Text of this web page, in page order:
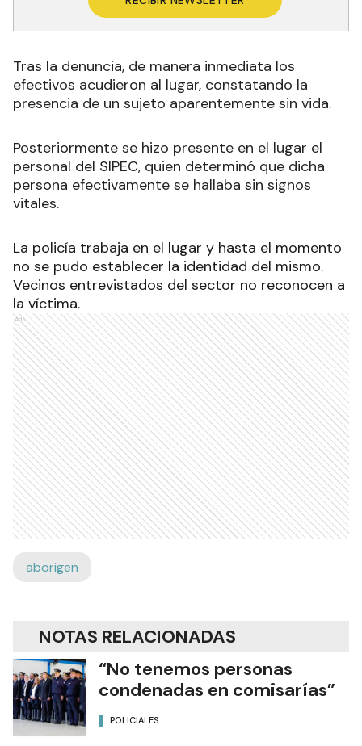
Tras la denuncia, de manera inmediata los
efectivos acudieron al lugar, constatando la
presencia de un sujeto aparentemente sin vida.
Posteriormente se hizo presente en el lugar el
personal del SIPEC, quien determinó que dicha
persona efectivamente se hallaba sin signos
vitales.
La policía trabaja en el lugar y hasta el momento
no se pudo establecer la identidad del mismo.
Vecinos entrevistados del sector no reconocen a
la víctima.
Ads
aborigen
NOTAS RELACIONADAS
“No tenemos personas
condenadas en comisarías”
POLICIALES